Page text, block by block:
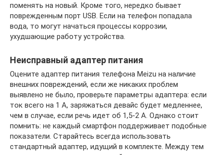
поменять на новый. Кроме того, нередко бывает
поврежденным порт USB. Если на телефон попадала
вода, то могут начаться процессы коррозии,
ухудшающие работу устройства.
Неисправный адаптер питания
Оцените адаптер питания телефона Meizu на наличие
внешних повреждений, если же никаких проблем
выявлено не было, проверьте параметры адаптера: если
ток всего на 1 А, заряжаться девайс будет медленнее,
чем в случае, если речь идет об 1,5-2 А. Однако стоит
помнить: не каждый смартфон поддерживает подобные
показатели. Старайтесь всегда использовать
стандартный адаптер, идущий в комплекте. Между тем